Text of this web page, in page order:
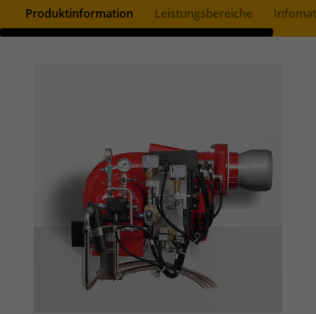
Produktinformation Leistungsbereiche